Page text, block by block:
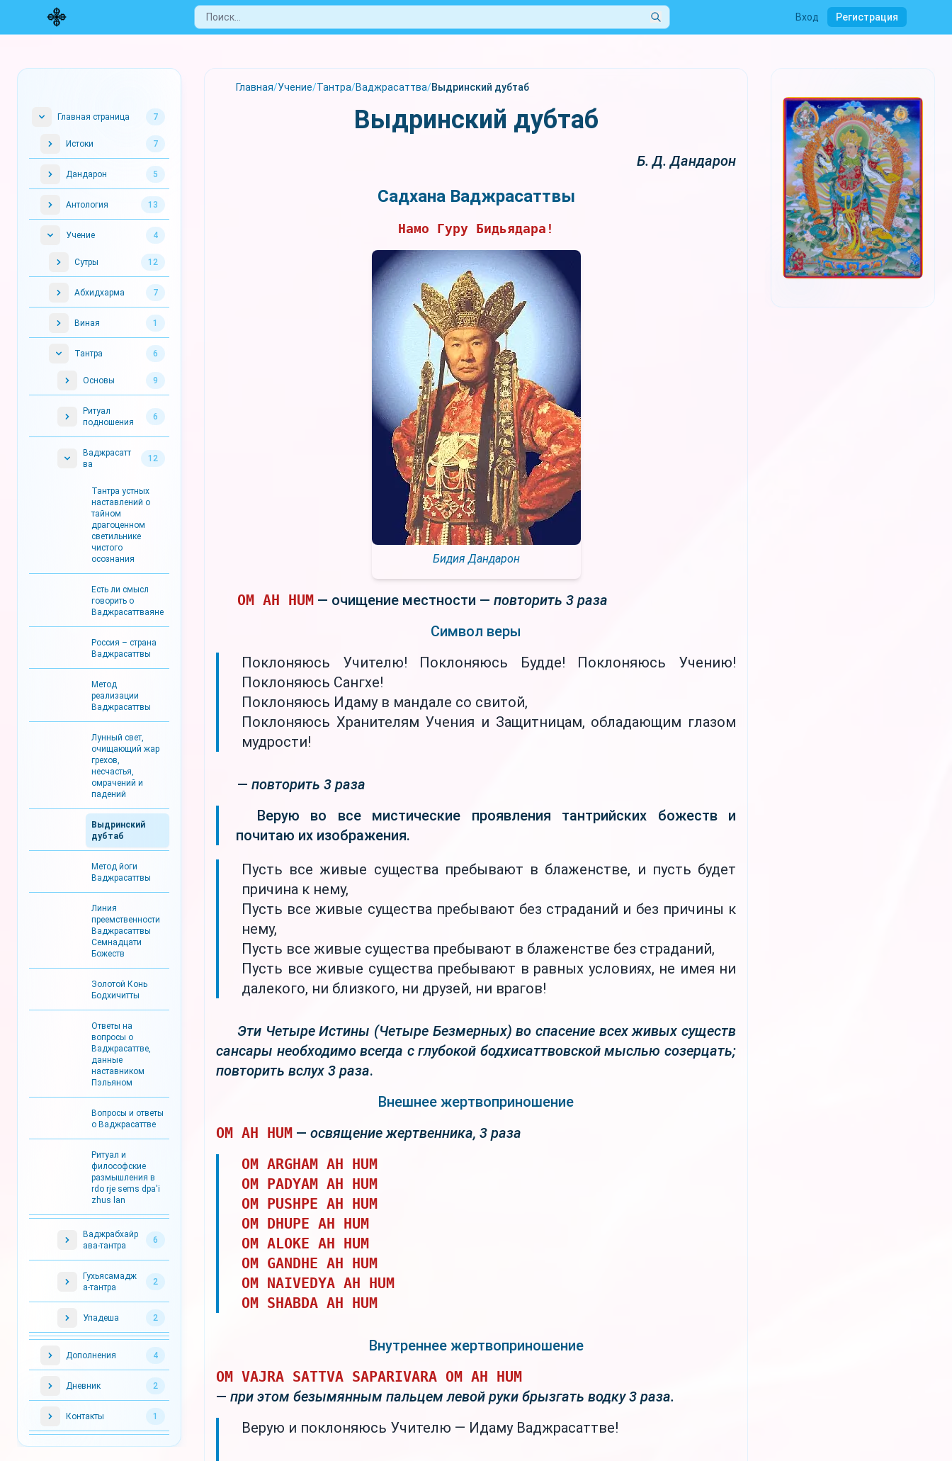
Вход Регистрация
Главная страница 7
Истоки 7
Дандарон 5
Антология 13
Учение 4
Сутры 12
Абхидхарма 7
Виная 1
Тантра 6
Основы 9
Ритуал
подношения
6
Ваджрасатт
ва
12
Тантра устных
наставлений о
тайном
драгоценном
светильнике
чистого
осознания
Есть ли смысл
говорить о
Ваджрасаттваяне
Россия – страна
Ваджрасаттвы
Метод
реализации
Ваджрасаттвы
Лунный свет,
очищающий жар
грехов,
несчастья,
омрачений и
падений
Выдринский
дубтаб
Метод йоги
Ваджрасаттвы
Линия
преемственности
Ваджрасаттвы
Семнадцати
Божеств
Золотой Конь
Бодхичитты
Ответы на
вопросы о
Ваджрасаттве,
данные
наставником
Пэльяном
Вопросы и ответы
о Ваджрасаттве
Ритуал и
философские
размышления в
rdo rje sems dpa'i
zhus lan
Ваджрабхайр
ава-тантра
6
Гухьясамадж
а-тантра
2
Упадеша 2
Дополнения 4
Дневник 2
Контакты 1
Главная/Учение/Тантра/Ваджрасаттва/Выдринский дубтаб
Выдринский дубтаб
Б. Д. Дандарон
Садхана Ваджрасаттвы
Намо Гуру Бидьядара!
Бидия Дандарон
OM AH HUM — очищение местности — повторить 3 раза
Символ веры
Поклоняюсь Учителю! Поклоняюсь Будде! Поклоняюсь Учению!
Поклоняюсь Сангхе!
Поклоняюсь Идаму в мандале со свитой,
Поклоняюсь Хранителям Учения и Защитницам, обладающим глазом
мудрости!
— повторить 3 раза
Верую во все мистические проявления тантрийских божеств и
почитаю их изображения.
Пусть все живые существа пребывают в блаженстве, и пусть будет
причина к нему,
Пусть все живые существа пребывают без страданий и без причины к
нему,
Пусть все живые существа пребывают в блаженстве без страданий,
Пусть все живые существа пребывают в равных условиях, не имея ни
далекого, ни близкого, ни друзей, ни врагов!
Эти Четыре Истины (Четыре Безмерных) во спасение всех живых существ
сансары необходимо всегда с глубокой бодхисаттвовской мыслью созерцать;
повторить вслух 3 раза.
Внешнее жертвоприношение
OM AH HUM — освящение жертвенника, 3 раза
OM ARGHAM AH HUM
OM PADYAM AH HUM
OM PUSHPE AH HUM
OM DHUPE AH HUM
OM ALOKE AH HUM
OM GANDHE AH HUM
OM NAIVEDYA AH HUM
OM SHABDA AH HUM
Внутреннее жертвоприношение
OM VAJRA SATTVA SAPARIVARA OM AH HUM
— при этом безымянным пальцем левой руки брызгать водку 3 раза.
Верую и поклоняюсь Учителю — Идаму Ваджрасаттве!